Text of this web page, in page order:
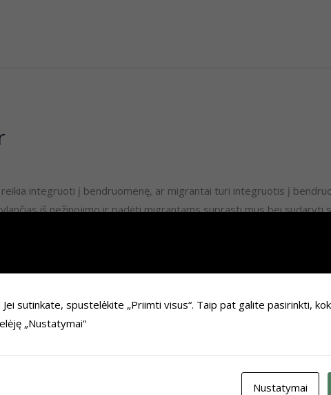
integruoti į bendruomenę, ar migrantai turi integruotis į
iš nežinojimo ir padėti migrantams suprasti mus bei sudaryti
su bendruomenių įsitraukimą ir pažinimą skatinančiu
sutinkate, spustelėkite „Priimti visus“. Taip pat galite pasirinkti,
„Nustatymai“
Nustatymai